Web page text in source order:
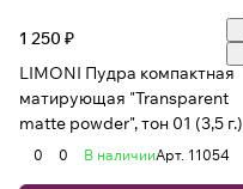
1 250 ₽
LIMONI Пудра компактная
матирующая "Transparent
matte powder", тон 01 (3,5 г.)
0 0 В наличииАрт. 11054